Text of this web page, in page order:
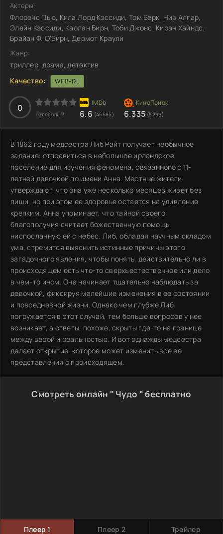
Актеры:
Флоренс Пью, Кила Лорд Кэссиди, Том Бёрк, Нив Алгар,
Элейн Кэссиди, Каолан Бирн, Тоби Джонс, Киран Хайндс,
Брайан Ф. О’Бирн, Дермот Краули
Жанр:
триллер, драма, детектив
Качество:
WEB-DL
0
Голосов: 0 6.6 (45585) 6.335 (5299)
В 1862 году медсестра Либ Райт получает необычное
задание: отправиться в небольшое ирландское
поселение для изучения феномена, связанного с 11-
летней девочкой по имени Анна. Местные жители
утверждают, что она уже несколько месяцев живет без
пищи, но при этом ее здоровье остается на удивление
крепким. Анна упоминает, что тайной своего
благополучия считает божественную помощь,
ниспосланную ей с небес. Либ, обладая научным складом
ума, стремится выяснить истинные причины этого
загадочного явления, чтобы понять, действительно ли в
происходящем есть что-то сверхъестественное или дело
в чем-то ином. Она начинает тщательно наблюдать за
девочкой, фиксируя малейшие изменения в ее состоянии
и повседневной жизни. Однако чем глубже Либ
погружается в этот случай, тем больше вопросов у нее
возникает, а ответы, похоже, скрыты где-то на границе
между верой и реальностью. И вот однажды медсестра
делает открытие, которое может изменить все ее
представления о происходящем.
Смотреть онлайн " Чудо " бесплатно
Плеер 1 Плеер 2 Трейлер